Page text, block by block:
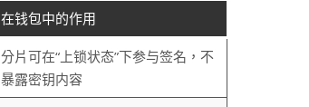
在钱包中的作用
分片可在“上锁状态”下参与签名，不
暴露密钥内容